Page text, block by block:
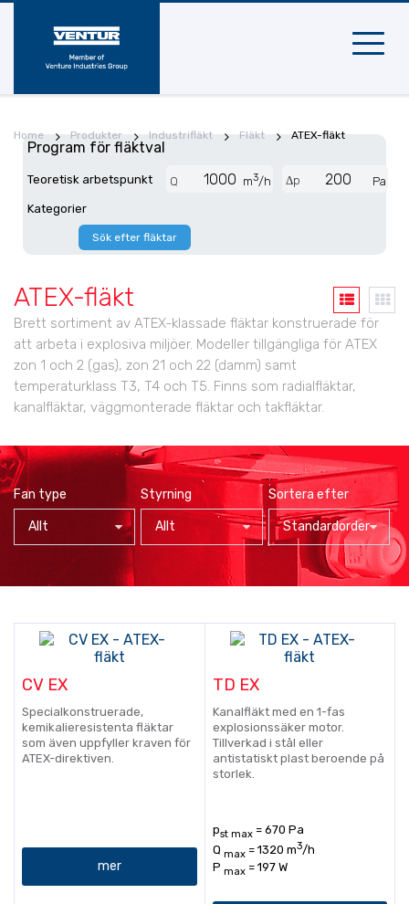
Mobil
Home Produkter Industrifläkt Fläkt ATEX-fläkt
Program för fläktval
Teoretisk arbetspunkt Q m3/h Δp
Pa
Kategorier
Sök efter fläktar
ATEX-fläkt
Brett sortiment av ATEX-klassade fläktar konstruerade för
att arbeta i explosiva miljöer. Modeller tillgängliga för ATEX
zon 1 och 2 (gas), zon 21 och 22 (damm) samt
temperaturklass T3, T4 och T5. Finns som radialfläktar,
kanalfläktar, väggmonterade fläktar och takfläktar.
Fan type
Allt
Styrning
Allt
Sortera efter
Standardorder
CV EX
Specialkonstruerade,
kemikalieresistenta fläktar
som även uppfyller kraven för
ATEX-direktiven.
mer
TD EX
Kanalfläkt med en 1-fas
explosionssäker motor.
Tillverkad i stål eller
antistatiskt plast beroende på
storlek.
pst max= 670 Pa
Q max= 1320 m3/h
P max= 197 W